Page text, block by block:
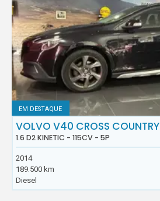
EM DESTAQUE
VOLVO V40 CROSS COUNTRY
1.6 D2 KINETIC - 115CV - 5P
2014
189.500 km
Diesel